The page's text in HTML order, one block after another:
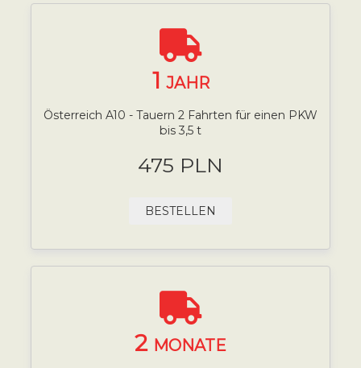
1 JAHR
Österreich A10 - Tauern 2 Fahrten für einen PKW
bis 3,5 t
475 PLN
BESTELLEN
2 MONATE